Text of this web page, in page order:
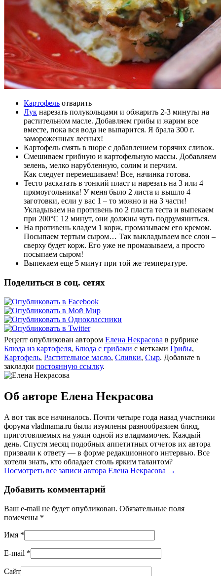
Картофель отварить
Лук нарезать полукольцами и обжарить 2-3 минуты на
растительном масле. Добавляем грибы и жарим все
вместе, пока вся вода не выпарится. Я брала 300 г.
замороженных лесных!
Картофель смять в пюре с добавлением горячих сливок.
Смешиваем грибную и картофельную массы. Добавляем
зелень, мелко нарубленную, солим и перчим.
Как следует перемешиваем! Все, начинка готова.
Тесто раскатать в тонкий пласт и нарезать на 3 или 4
прямоугольника! У меня было 2 листа и вышло 4
заготовки, если у вас 1 – то можно и на 3 части!
Укладываем на противень по 2 пласта теста и выпекаем
при 200°C 12 минут, они должны чуть подрумяниться.
На противень кладем 1 корж, промазываем его кремом.
Посыпаем тертым сыром… Так выкладываем все слои –
сверху будет корж. Его уже не промазываем, а просто
посыпаем сыром!
Выпекаем еще 5 минут при той же температуре.
Поделиться в соц. сетях
Рецепт опубликован автором Елена Некрасова в рубрике
Блюда из картофеля, Блюда с грибами с метками Грибы,
Картофель, Растительное масло, Сливки, Сыр. Добавьте в
закладки постоянную ссылку.
Об авторе Елена Некрасова
А вот так все начиналось. Почти четыре года назад участники
форума vladmama.ru были изумлены разнообразием блюд,
приготовляемых на ужин одной из владмамочек. Каждый
день. Спустя месяц подобных аппетитных отчетов их автора
призвали к ответу — в форме редакционного интервью. Все
хотели знать, кто обладает столь ярким талантом?
Посмотреть все записи автора Елена Некрасова →
Добавить комментарий
Ваш e-mail не будет опубликован. Обязательные поля
помечены *
Имя *
E-mail *
Сайт